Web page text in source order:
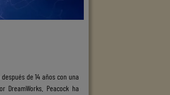
de 14 años con una
Peacock ha